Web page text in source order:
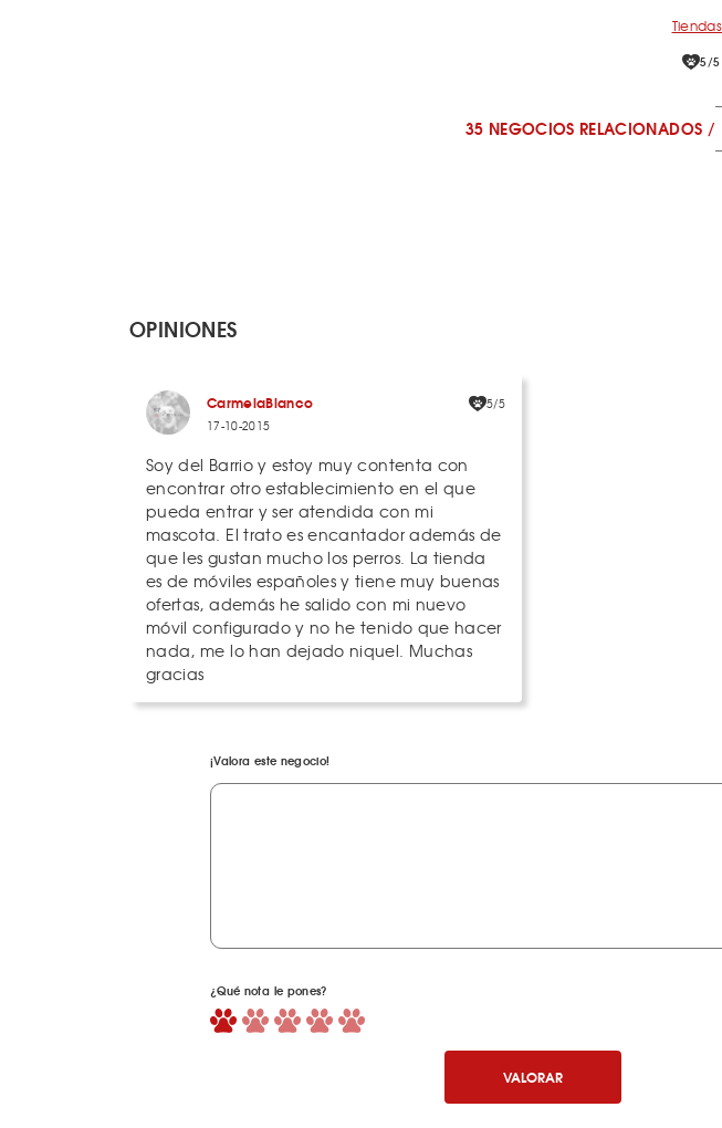
5/5
35 NEGOCIOS RELACIONADOS /
OPINIONES
5/5
CarmelaBlanco
17-10-2015
Soy del Barrio y estoy muy contenta con
encontrar otro establecimiento en el que
pueda entrar y ser atendida con mi
mascota. El trato es encantador además de
que les gustan mucho los perros. La tienda
es de móviles españoles y tiene muy buenas
ofertas, además he salido con mi nuevo
móvil configurado y no he tenido que hacer
nada, me lo han dejado niquel. Muchas
gracias
¡Valora este negocio!
¿Qué nota le pones?
VALORAR